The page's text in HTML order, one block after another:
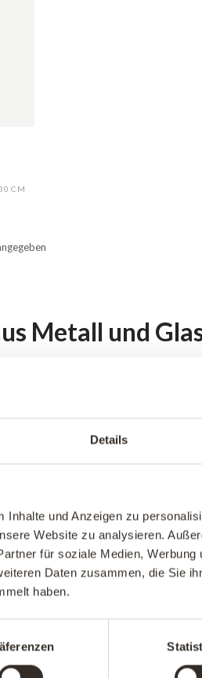
Details
Inhalte und Anzeigen zu
Website zu analysieren.
für soziale Medien,
Daten zusammen, die Sie
haben.
CM
Metall und
und Glas ist ideal, wenn Sie
perfekt für Aufbewahrung, bei der
und Büromaterial
Vasen und Flaschen
, um mit